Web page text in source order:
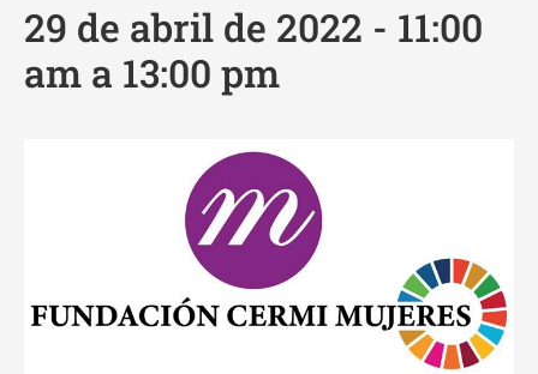
29 de abril de 2022 - 11:00
am a 13:00 pm